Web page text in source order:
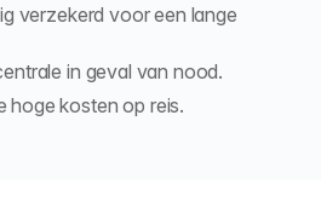
verzekerd voor een lange
in geval van nood.
hoge kosten op reis.